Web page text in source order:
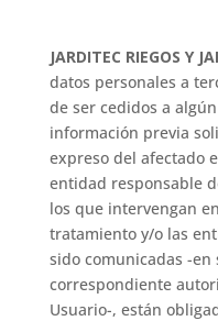
JARDITEC RIEGOS Y
datos personales a
de ser cedidos a
información previa
expreso del afectado
entidad responsable
los que intervengan
tratamiento y/o las
sido comunicadas -en
correspondiente
Usuario-, están